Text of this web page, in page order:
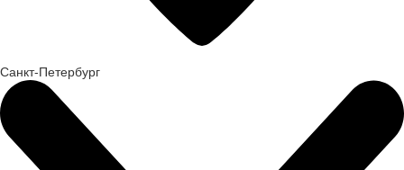
Санкт-Петербург